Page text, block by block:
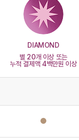
DIAMOND
별 20개 이상 또는
누적 결제액 4백만원 이상